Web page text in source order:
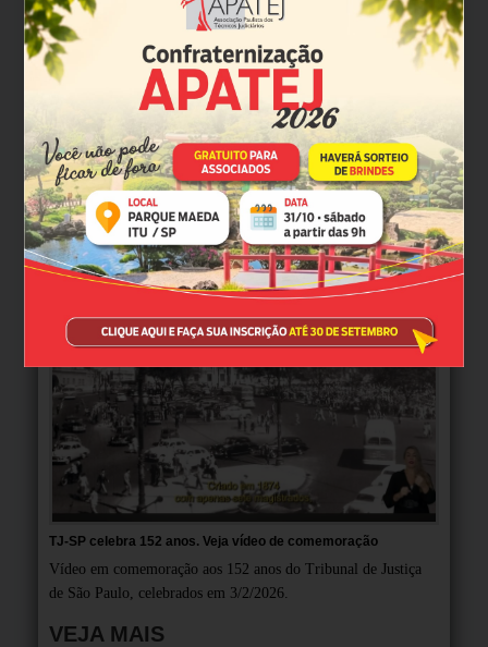
MULTIMÍDIA
TJ-SP celebra 152 anos. Veja vídeo de comemoração
Vídeo em comemoração aos 152 anos do Tribunal de Justiça
de São Paulo, celebrados em 3/2/2026.
VEJA MAIS